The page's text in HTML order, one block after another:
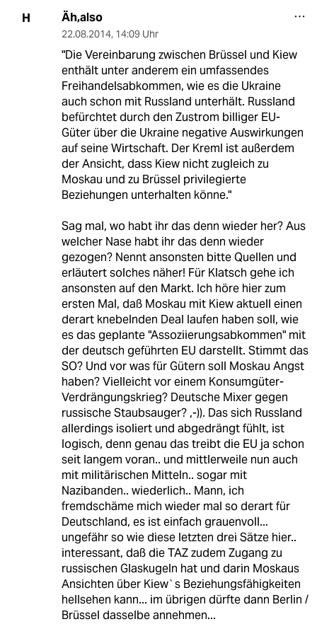
H Äh,also
22.08.2014, 14:09 Uhr
"Die Vereinbarung zwischen Brüssel und Kiew
enthält unter anderem ein umfassendes
Freihandelsabkommen, wie es die Ukraine
auch schon mit Russland unterhält. Russland
befürchtet durch den Zustrom billiger EU-
Güter über die Ukraine negative Auswirkungen
auf seine Wirtschaft. Der Kreml ist außerdem
der Ansicht, dass Kiew nicht zugleich zu
Moskau und zu Brüssel privilegierte
Beziehungen unterhalten könne."
Sag mal, wo habt ihr das denn wieder her? Aus
welcher Nase habt ihr das denn wieder
gezogen? Nennt ansonsten bitte Quellen und
erläutert solches näher! Für Klatsch gehe ich
ansonsten auf den Markt. Ich höre hier zum
ersten Mal, daß Moskau mit Kiew aktuell einen
derart knebelnden Deal laufen haben soll, wie
es das geplante "Assoziierungsabkommen" mit
der deutsch geführten EU darstellt. Stimmt das
SO? Und vor was für Gütern soll Moskau Angst
haben? Vielleicht vor einem Konsumgüter-
Verdrängungskrieg? Deutsche Mixer gegen
russische Staubsauger? ,-)). Das sich Russland
allerdings isoliert und abgedrängt fühlt, ist
logisch, denn genau das treibt die EU ja schon
seit langem voran.. und mittlerweile nun auch
mit militärischen Mitteln.. sogar mit
Nazibanden.. wiederlich.. Mann, ich
fremdschäme mich wieder mal so derart für
Deutschland, es ist einfach grauenvoll...
ungefähr so wie diese letzten drei Sätze hier..
interessant, daß die TAZ zudem Zugang zu
russischen Glaskugeln hat und darin Moskaus
Ansichten über Kiew`s Beziehungsfähigkeiten
hellsehen kann... im übrigen dürfte dann Berlin /
Brüssel dasselbe annehmen...